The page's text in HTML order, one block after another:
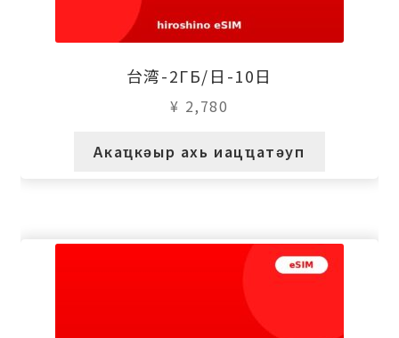
台湾-2ГБ/日-10日
¥ 2,780
Акаҵкәыр ахь иацҵатәуп